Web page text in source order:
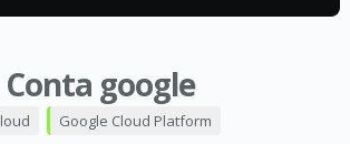
Conta google
Google Cloud Platform